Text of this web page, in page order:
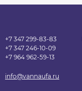
+7 347 299-83-83
+7 347 246-10-09
+7 964 962-59-13
info@vannaufa.ru